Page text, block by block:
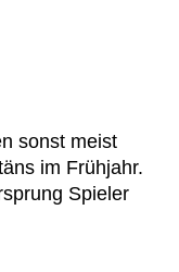
sonst meist
im Frühjahr.
Spieler